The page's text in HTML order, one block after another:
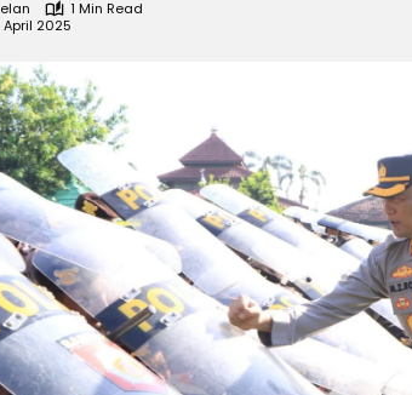
1 Min Read
2025